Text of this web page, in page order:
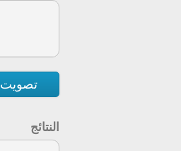
تصويت
النتائج